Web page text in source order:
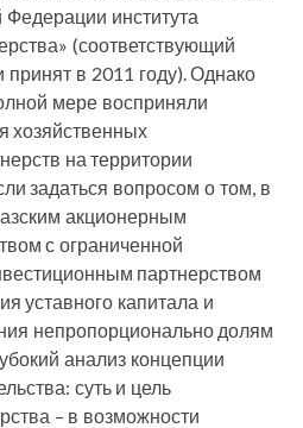
Федерации института
(соответствующий
принят в 2011 году). Однако
мере восприняли
хозяйственных
на территории
задаться вопросом о том, в
акционерным
с ограниченной
партнерством
уставного капитала и
непропорционально долям
анализ концепции
суть и цель
– в возможности